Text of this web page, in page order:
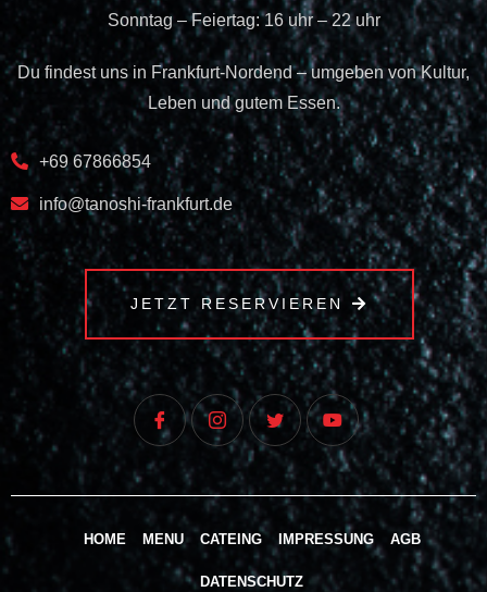
Sonntag – Feiertag: 16 uhr – 22 uhr
Du findest uns in Frankfurt-Nordend – umgeben von Kultur,
Leben und gutem Essen.
+69 67866854
info@tanoshi-frankfurt.de
JETZT RESERVIEREN
HOME MENU CATEING IMPRESSUNG AGB
DATENSCHUTZ